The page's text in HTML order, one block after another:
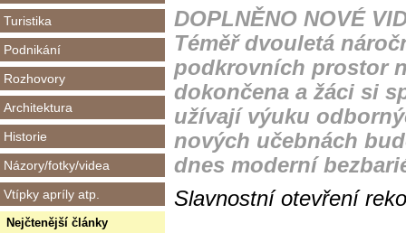
Turistika
Podnikání
Rozhovory
Architektura
Historie
Názory/fotky/videa
Vtípky apríly atp.
Nejčtenější články
DOPLNĚNO NOVÉ
Téměř dvouletá
podkrovních prostor
dokončena a žáci si
užívají výuku
nových učebnách
dnes moderní
Slavnostní otevření